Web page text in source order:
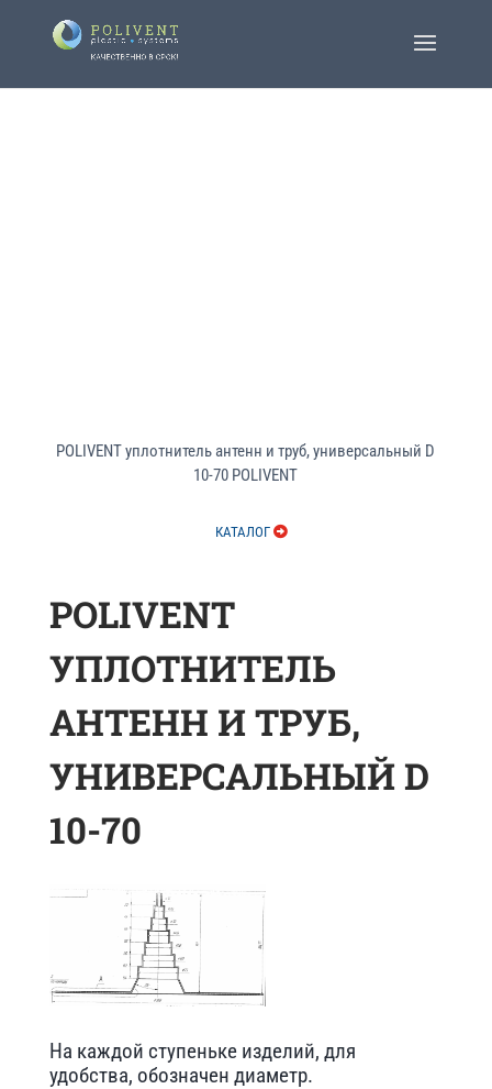
POLIVENT уплотнитель антенн и труб, универсальный D
10-70 POLIVENT
КАТАЛОГ
POLIVENT
УПЛОТНИТЕЛЬ
АНТЕНН И ТРУБ,
УНИВЕРСАЛЬНЫЙ D
10-70
На каждой ступеньке изделий, для
удобства, обозначен диаметр.